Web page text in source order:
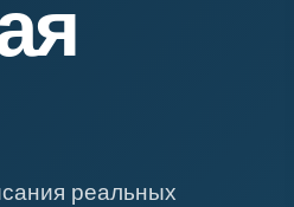
реальных